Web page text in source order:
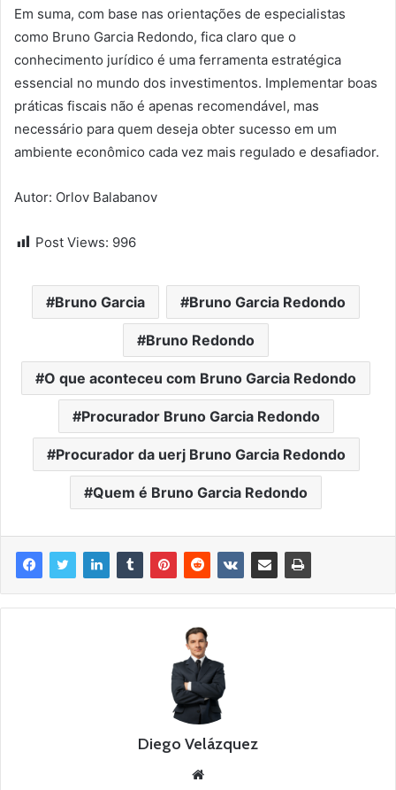
Em suma, com base nas orientações de especialistas
como Bruno Garcia Redondo, fica claro que o
conhecimento jurídico é uma ferramenta estratégica
essencial no mundo dos investimentos. Implementar boas
práticas fiscais não é apenas recomendável, mas
necessário para quem deseja obter sucesso em um
ambiente econômico cada vez mais regulado e desafiador.
Autor: Orlov Balabanov
Post Views: 996
Bruno Garcia Bruno Garcia Redondo
Bruno Redondo
O que aconteceu com Bruno Garcia Redondo
Procurador Bruno Garcia Redondo
Procurador da uerj Bruno Garcia Redondo
Quem é Bruno Garcia Redondo
Diego Velázquez
Website